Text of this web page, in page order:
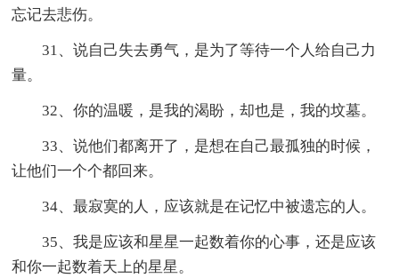
忘记去悲伤。
31、说自己失去勇气，是为了等待一个人给自己力
量。
32、你的温暖，是我的渴盼，却也是，我的坟墓。
33、说他们都离开了，是想在自己最孤独的时候，
让他们一个个都回来。
34、最寂寞的人，应该就是在记忆中被遗忘的人。
35、我是应该和星星一起数着你的心事，还是应该
和你一起数着天上的星星。